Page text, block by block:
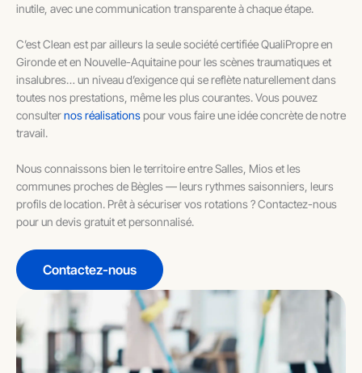
inutile, avec une communication transparente à chaque étape.
C’est Clean est par ailleurs la seule société certifiée QualiPropre en
Gironde et en Nouvelle-Aquitaine pour les scènes traumatiques et
insalubres… un niveau d’exigence qui se reflète naturellement dans
toutes nos prestations, même les plus courantes. Vous pouvez
consulternos réalisationspour vous faire une idée concrète de notre
travail.
Nous connaissons bien le territoire entre Salles, Mios et les
communes proches de Bègles — leurs rythmes saisonniers, leurs
profils de location. Prêt à sécuriser vos rotations ? Contactez-nous
pour un devis gratuit et personnalisé.
Contactez-nous